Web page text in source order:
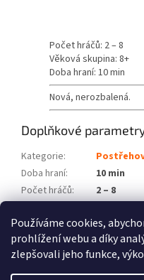
Používáme cookies,
prohlížení webu a díky
zlepšovali jeho funkce,
Počet hráčů: 2 – 8
Věková skupina: 8+
Doba hraní: 10 min
Nová, nerozbalená.
Doplňkové
Kategorie:
Doba hraní:
10 min
Počet hráčů:
2 – 8
Položka byla vyprodána…